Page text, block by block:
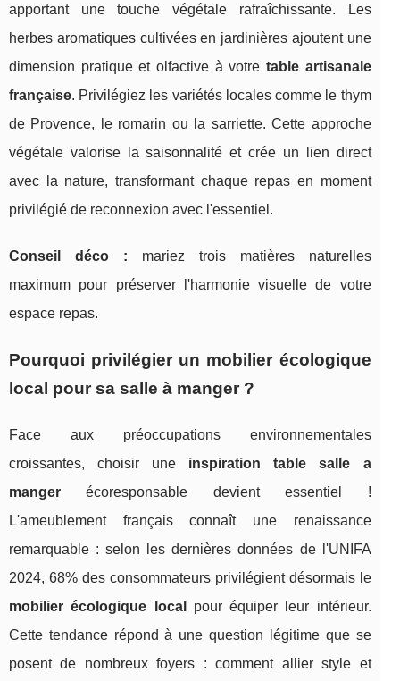
apportant une touche végétale rafraîchissante. Les
herbes aromatiques cultivées en jardinières ajoutent une
dimension pratique et olfactive à votre table artisanale
française. Privilégiez les variétés locales comme le thym
de Provence, le romarin ou la sarriette. Cette approche
végétale valorise la saisonnalité et crée un lien direct
avec la nature, transformant chaque repas en moment
privilégié de reconnexion avec l'essentiel.
Conseil déco : mariez trois matières naturelles
maximum pour préserver l'harmonie visuelle de votre
espace repas.
Pourquoi privilégier un mobilier écologique
local pour sa salle à manger ?
Face aux préoccupations environnementales
croissantes, choisir une inspiration table salle a
manger écoresponsable devient essentiel !
L'ameublement français connaît une renaissance
remarquable : selon les dernières données de l'UNIFA
2024, 68% des consommateurs privilégient désormais le
mobilier écologique local
pour équiper leur intérieur.
Cette tendance répond à une question légitime que se
posent de nombreux foyers : comment allier style et